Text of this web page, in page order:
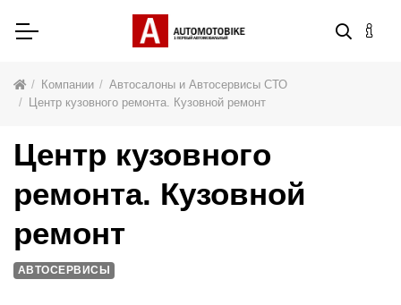
Компании
Автосалоны и Автосервисы СТО
Центр кузовного ремонта. Кузовной ремонт
Центр кузовного
ремонта. Кузовной
ремонт
АВТОСЕРВИСЫ